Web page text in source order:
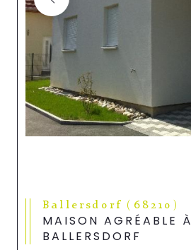
Ballersdorf (68210)
MAISON AGRÉABLE À
BALLERSDORF